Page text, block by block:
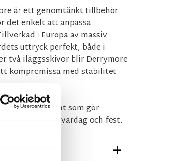
är ett genomtänkt tillbehör
det enkelt att anpassa
i Europa av massiv
uttryck perfekt, både i
två iläggsskivor blir Derrymore
kompromissa med stabilitet
komplement som gör
redo för både vardag och fest.